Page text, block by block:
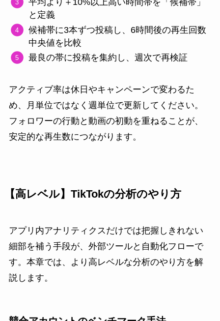
平均より＋10%以上高い時間帯を「候補帯」
と定義
候補帯に3本ずつ投稿し、6時間後の再生回数
中央値を比較
最良の帯に投稿を集約し、週次で再検証
アクティブ率は休日やキャンペーンで変わるた
め、月単位ではなく週単位で更新してください。
フォロワーの行動と動画の初動を重ねることが、
安定的な再生数につながります。
【高レベル】TikTokの分析のやり方
アプリ内アナリティクスだけでは把握しきれない
細部を補う手段が、外部ツールと自動化フローで
す。本章では、より高レベルな分析のやり方を解
説します。